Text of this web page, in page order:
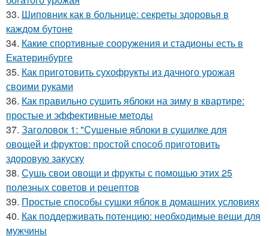
33. Шиповник как в больнице: секреты здоровья в
каждом бутоне
34. Какие спортивные сооружения и стадионы есть в
Екатеринбурге
35. Как приготовить сухофрукты из дачного урожая
своими руками
36. Как правильно сушить яблоки на зиму в квартире:
простые и эффективные методы
37. Заголовок 1: "Сушеные яблоки в сушилке для
овощей и фруктов: простой способ приготовить
здоровую закуску
38. Сушь свои овощи и фрукты с помощью этих 25
полезных советов и рецептов
39. Простые способы сушки яблок в домашних условиях
40. Как поддерживать потенцию: необходимые вещи для
мужчины